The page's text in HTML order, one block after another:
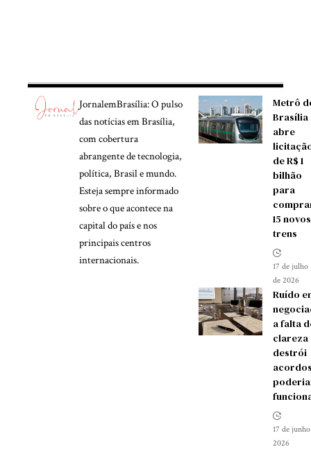
JornalemBrasília: O pulso
das notícias em Brasília,
com cobertura
abrangente de tecnologia,
política, Brasil e mundo.
Esteja sempre informado
sobre o que acontece na
capital do país e nos
principais centros
internacionais.
Metrô
Brasília
abre
de R$ 1
bilhão
para
15 novos
trens
17 de julho
de 2026
Ruído
a falta
clareza
destrói
17 de
2026